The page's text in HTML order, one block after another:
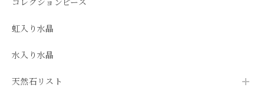
虹入り水晶
水入り水晶
天然石リスト